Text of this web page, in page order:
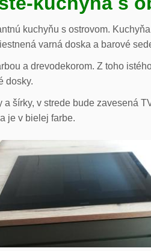
kuchyňu s ostrovom.
varná doska a barové
a drevodekorom. Z toho
dosky.
šírky, v strede bude zavesená
je v bielej farbe.